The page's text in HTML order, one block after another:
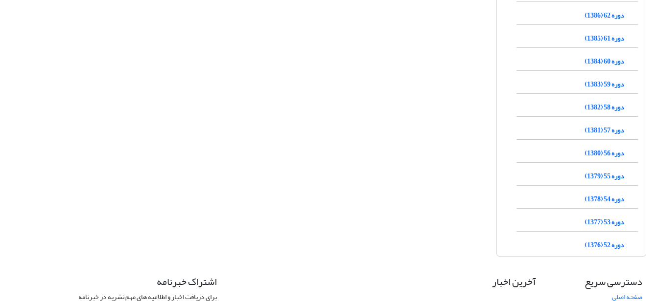
دوره 62 (1386)
دوره 61 (1385)
دوره 60 (1384)
دوره 59 (1383)
دوره 58 (1382)
دوره 57 (1381)
دوره 56 (1380)
دوره 55 (1379)
دوره 54 (1378)
دوره 53 (1377)
دوره 52 (1376)
دسترسی سریع
صفحه اصلی
آخرین اخبار اشتراک خبرنامه
برای دریافت اخبار و اطلاعیه های مهم نشریه در خبرنامه